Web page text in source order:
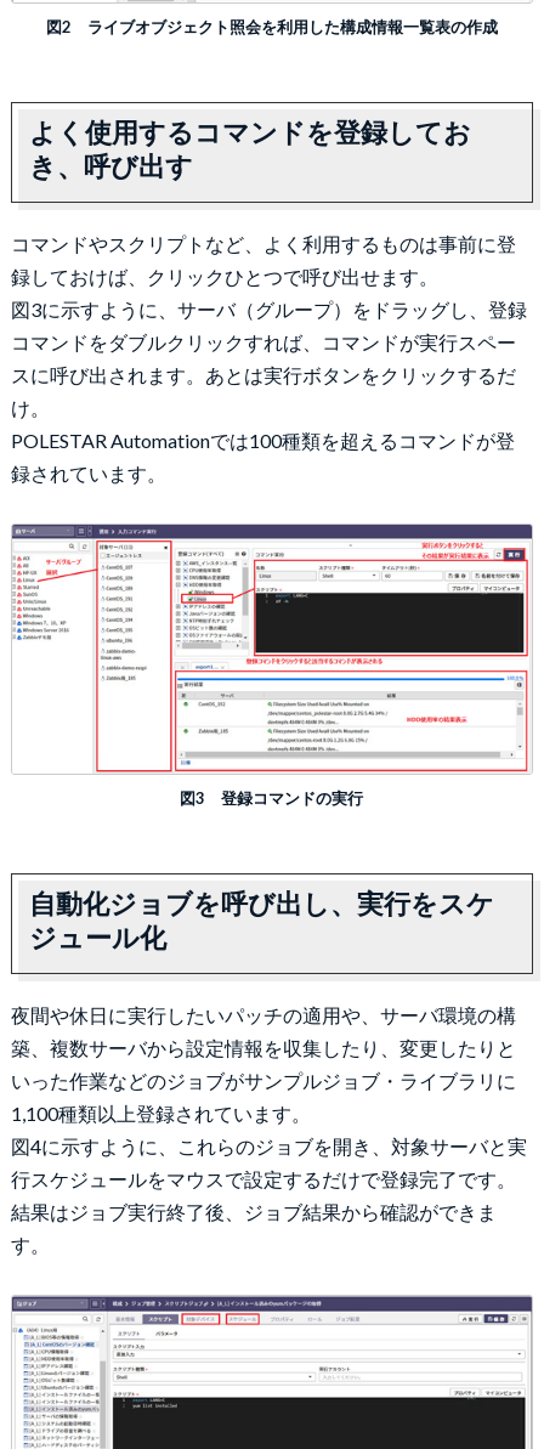
図2 ライブオブジェクト照会を利用した構成情報一覧表の作成
よく使用するコマンドを登録してお
き、呼び出す
コマンドやスクリプトなど、よく利用するものは事前に登
録しておけば、クリックひとつで呼び出せます。
図3に示すように、サーバ（グループ）をドラッグし、登録
コマンドをダブルクリックすれば、コマンドが実行スペー
スに呼び出されます。あとは実行ボタンをクリックするだ
け。
POLESTAR Automationでは100種類を超えるコマンドが登
録されています。
図3 登録コマンドの実行
自動化ジョブを呼び出し、実行をスケ
ジュール化
夜間や休日に実行したいパッチの適用や、サーバ環境の構
築、複数サーバから設定情報を収集したり、変更したりと
いった作業などのジョブがサンプルジョブ・ライブラリに
1,100種類以上登録されています。
図4に示すように、これらのジョブを開き、対象サーバと実
行スケジュールをマウスで設定するだけで登録完了です。
結果はジョブ実行終了後、ジョブ結果から確認ができま
す。